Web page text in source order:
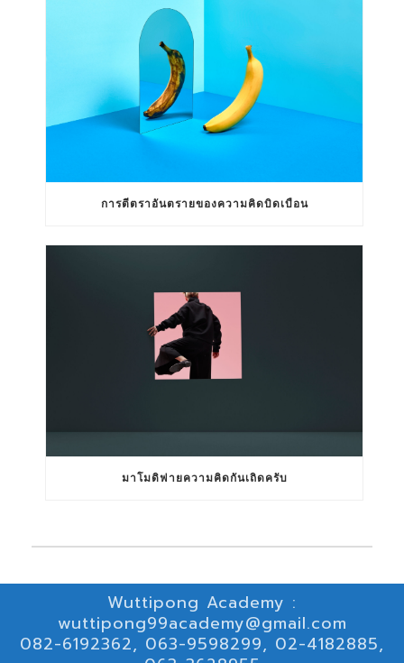
การตีตราอันตรายของความคิดบิดเบือน
มาโมดิฟายความคิดกันเถิดครับ
Wuttipong Academy :
wuttipong99academy@gmail.com
082-6192362, 063-9598299, 02-4182885,